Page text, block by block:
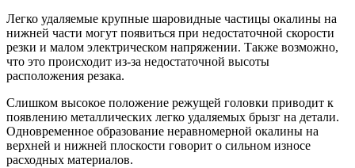
Легко удаляемые крупные шаровидные частицы окалины на
нижней части могут появиться при недостаточной скорости
резки и малом электрическом напряжении. Также возможно,
что это происходит из-за недостаточной высоты
расположения резака.
Слишком высокое положение режущей головки приводит к
появлению металлических легко удаляемых брызг на детали.
Одновременное образование неравномерной окалины на
верхней и нижней плоскости говорит о сильном износе
расходных материалов.